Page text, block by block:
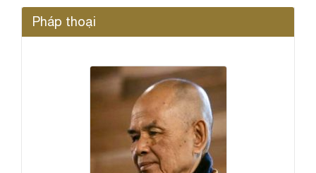
Pháp thoại